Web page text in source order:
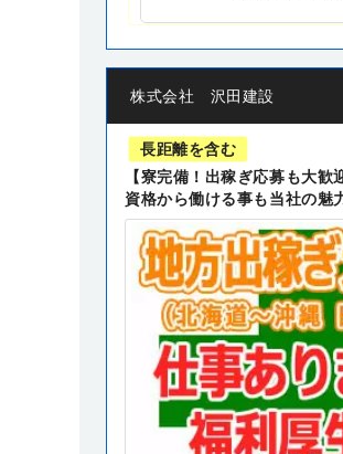
株式会社 沢田建設
長距離を含む
【寮完備！出稼ぎ応募も大
資格から働ける事も当社の魅